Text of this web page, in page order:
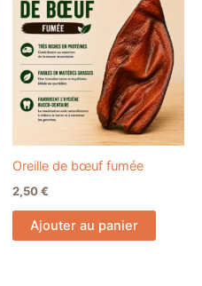
Oreille de bœuf fumée
2,50€
Ajouter au panier